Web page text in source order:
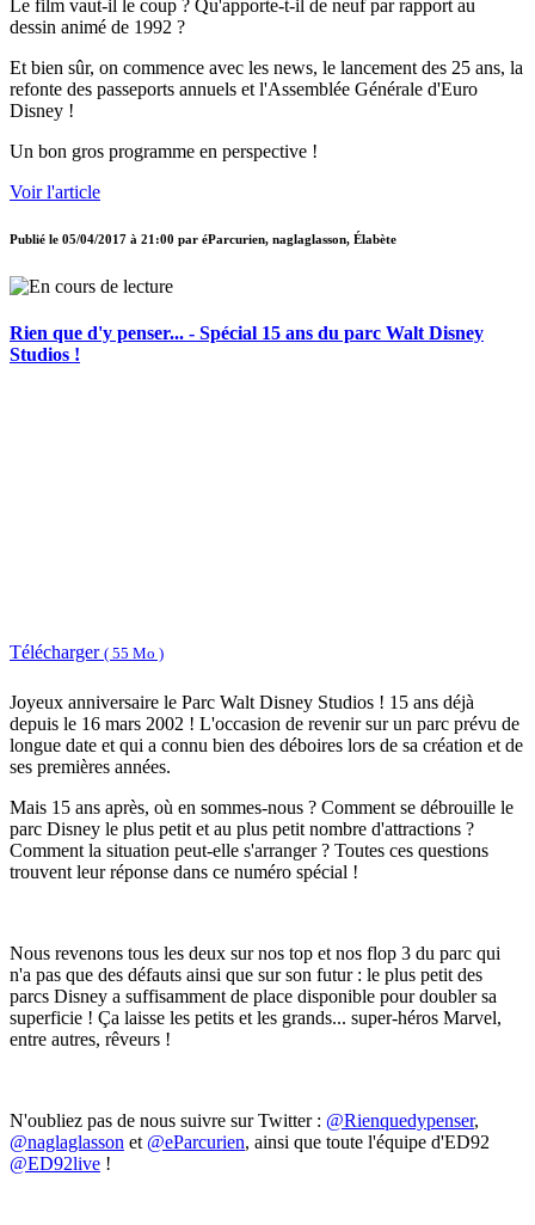
Le film vaut-il le coup ? Qu'apporte-t-il de neuf par rapport au
dessin animé de 1992 ?
Et bien sûr, on commence avec les news, le lancement des 25 ans, la
refonte des passeports annuels et l'Assemblée Générale d'Euro
Disney !
Un bon gros programme en perspective !
Voir l'article
Publié le 05/04/2017 à 21:00 par éParcurien, naglaglasson, Élabète
Rien que d'y penser... - Spécial 15 ans du parc Walt Disney
Studios !
Télécharger ( 55 Mo )
Joyeux anniversaire le Parc Walt Disney Studios ! 15 ans déjà
depuis le 16 mars 2002 ! L'occasion de revenir sur un parc prévu de
longue date et qui a connu bien des déboires lors de sa création et de
ses premières années.
Mais 15 ans après, où en sommes-nous ? Comment se débrouille le
parc Disney le plus petit et au plus petit nombre d'attractions ?
Comment la situation peut-elle s'arranger ? Toutes ces questions
trouvent leur réponse dans ce numéro spécial !
Nous revenons tous les deux sur nos top et nos flop 3 du parc qui
n'a pas que des défauts ainsi que sur son futur : le plus petit des
parcs Disney a suffisamment de place disponible pour doubler sa
superficie ! Ça laisse les petits et les grands... super-héros Marvel,
entre autres, rêveurs !
N'oubliez pas de nous suivre sur Twitter : @Rienquedypenser,
@naglaglasson et @eParcurien, ainsi que toute l'équipe d'ED92
@ED92live !